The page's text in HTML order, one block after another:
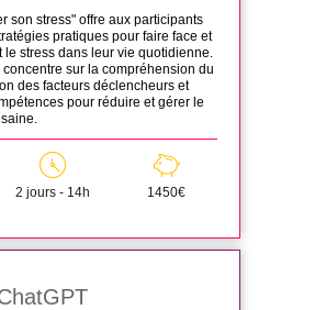
son stress" offre aux participants
pratiques pour faire face et
le stress dans leur vie quotidienne.
sur la compréhension du
des facteurs déclencheurs et
pour réduire et gérer le
2 jours - 14h 1450€